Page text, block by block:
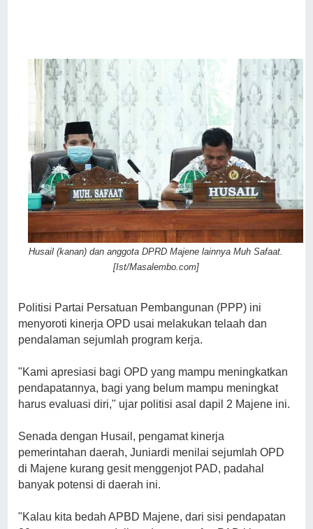
Husail (kanan) dan anggota DPRD Majene lainnya Muh Safaat.
[Ist/Masalembo.com]
Politisi Partai Persatuan Pembangunan (PPP) ini
menyoroti kinerja OPD usai melakukan telaah dan
pendalaman sejumlah program kerja.
"Kami apresiasi bagi OPD yang mampu meningkatkan
pendapatannya, bagi yang belum mampu meningkat
harus evaluasi diri," ujar politisi asal dapil 2 Majene ini.
Senada dengan Husail, pengamat kinerja
pemerintahan daerah, Juniardi menilai sejumlah OPD
di Majene kurang gesit menggenjot PAD, padahal
banyak potensi di daerah ini.
"Kalau kita bedah APBD Majene, dari sisi pendapatan